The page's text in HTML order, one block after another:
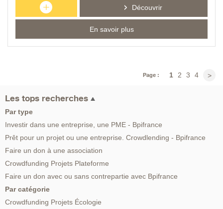
+ Découvrir
En savoir plus
Page : 1 2 3 4 >
Les tops recherches
Par type
Investir dans une entreprise, une PME - Bpifrance
Prêt pour un projet ou une entreprise. Crowdlending - Bpifrance
Faire un don à une association
Crowdfunding Projets Plateforme
Faire un don avec ou sans contrepartie avec Bpifrance
Par catégorie
Crowdfunding Projets Écologie